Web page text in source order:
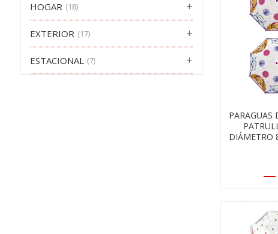
HOGAR (18)
EXTERIOR (17)
ESTACIONAL (7)
PARAGUAS
DIÁMETRO